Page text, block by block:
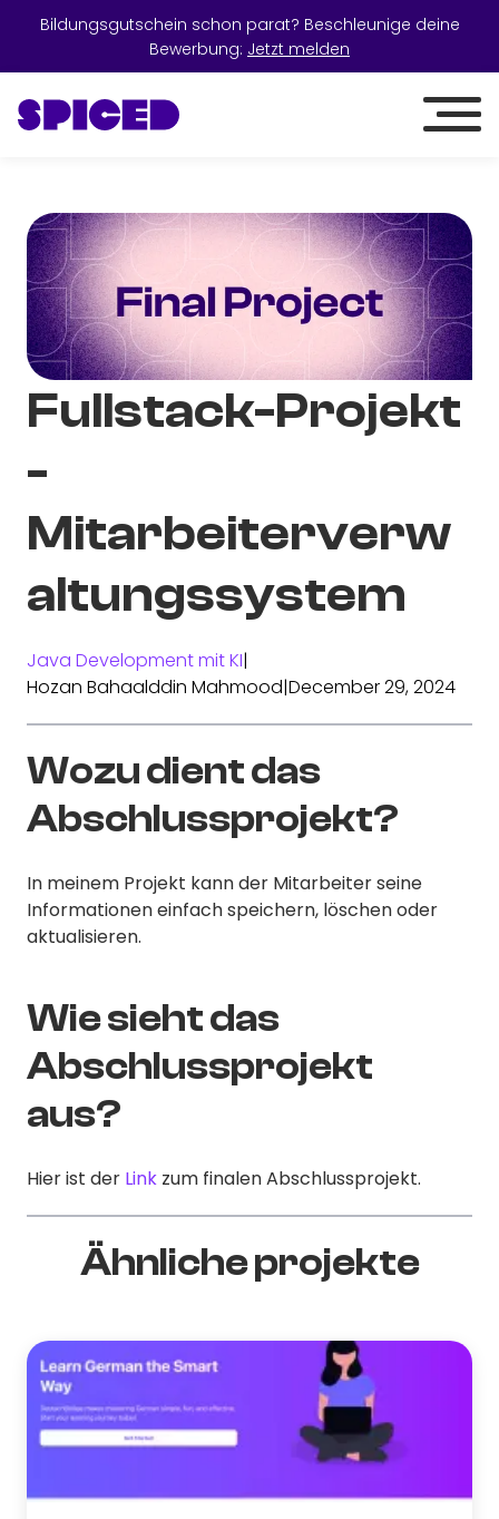
Bildungsgutschein schon parat? Beschleunige deine
Bewerbung: Jetzt melden
Fullstack-Projekt
-
Mitarbeiterverw
altungssystem
Java Development mit KI|
Hozan Bahaalddin Mahmood|December 29, 2024
Wozu dient das
Abschlussprojekt?
In meinem Projekt kann der Mitarbeiter seine
Informationen einfach speichern, löschen oder
aktualisieren.
Wie sieht das
Abschlussprojekt
aus?
Hier ist der Link zum finalen Abschlussprojekt.
Ähnliche projekte